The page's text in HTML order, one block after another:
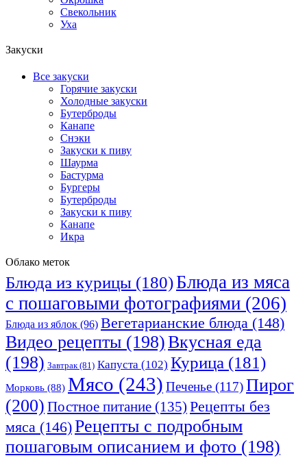
Свекольник
Уха
Закуски
Все закуски
Горячие закуски
Холодные закуски
Бутерброды
Канапе
Снэки
Закуски к пиву
Шаурма
Бастурма
Бургеры
Бутерброды
Закуски к пиву
Канапе
Икра
Облако меток
Блюда из курицы (180)Блюда из мяса
с пошаговыми фотографиями (206)
Блюда из яблок (96) Вегетарианские блюда (148)
Видео рецепты (198)Вкусная еда
(198) Завтрак(81) Капуста (102) Курица (181)
Морковь (88) Мясо (243) Печенье (117)Пирог
(200) Постное питание (135) Рецепты без
мяса (146)Рецепты с подробным
пошаговым описанием и фото (198)